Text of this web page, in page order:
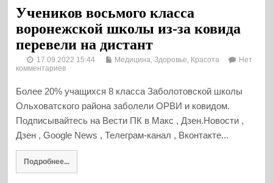
Учеников восьмого класса
воронежской школы из-за ковида
перевели на дистант
17.09.2022 15:44 Медицина, Здоровье, Красота
Нет
комментариев
Более 20% учащихся 8 класса Заболотовской школы
Ольховатского района заболели ОРВИ и ковидом.
Подписывайтесь на Вести ПК в Макс , Дзен.Новости ,
Дзен , Google News , Телеграм-канал , Вконтакте...
Подробнее...